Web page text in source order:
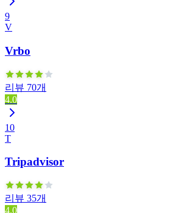
9
V
Vrbo
리뷰 70개
4.0
10
T
Tripadvisor
리뷰 35개
4.0